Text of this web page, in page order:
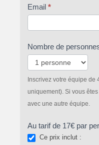
Email*
Nombre de
Inscrivez votre équipe de
uniquement). Si vous
avec une autre équipe.
Au tarif de 17€ par
Ce prix inclut :